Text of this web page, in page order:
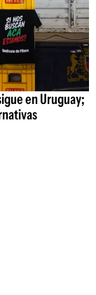
en Uruguay;